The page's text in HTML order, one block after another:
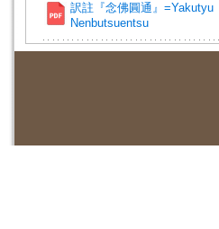
訳註『念佛圓通』=Yakutyu
Nenbutsuentsu